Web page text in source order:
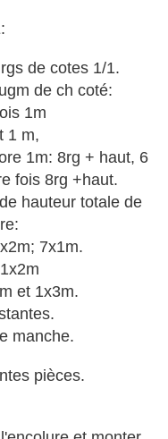
de cotes 1/1.
de ch coté:
1m
1 m,
1m: 8rg + haut, 6
fois 8rg +haut.
hauteur totale de
7x1m.
et 1x3m.
manche.
pièces.